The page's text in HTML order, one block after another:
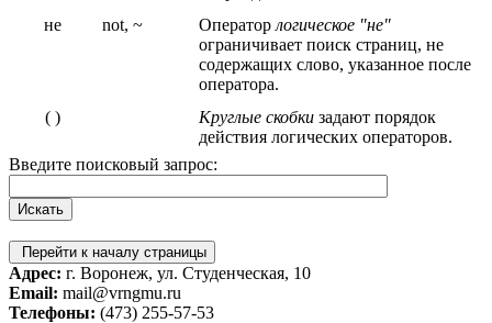
не
not, ~ Оператор логическое "не"
ограничивает поиск страниц, не
содержащих слово, указанное после
оператора.
( )
Круглые скобки задают порядок
действия логических операторов.
Введите поисковый запрос:
Перейти к началу страницы
Адрес: г. Воронеж, ул. Студенческая, 10
Email: mail@vrngmu.ru
Телефоны: (473) 255-57-53